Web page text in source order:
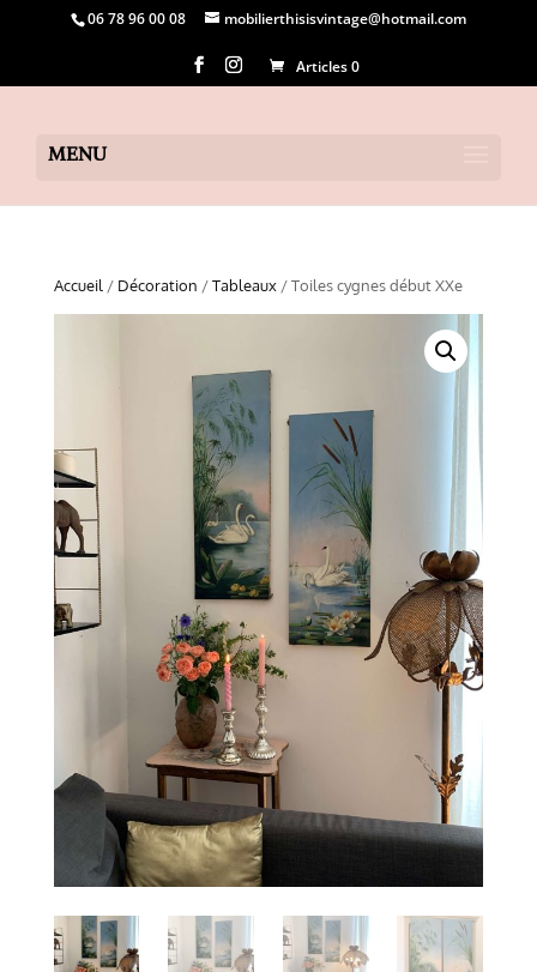
06 78 96 00 08 mobilierthisisvintage@hotmail.com
Articles 0
Accueil / Décoration /Tableaux/ Toiles cygnes début XXe